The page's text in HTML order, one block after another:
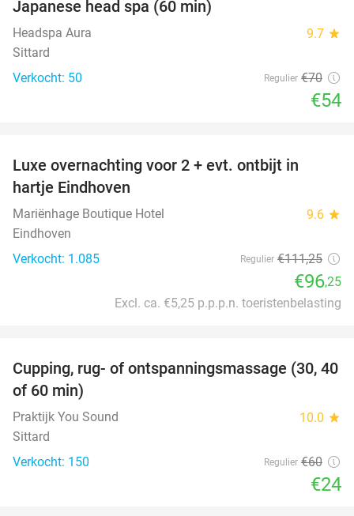
Japanese head spa (60 min)
Headspa Aura 9.7 star
Sittard
Verkocht: 50
Regulier €70
€54
Luxe overnachting voor 2 + evt. ontbijt in
hartje Eindhoven
Mariënhage Boutique Hotel 9.6 star
Eindhoven
Verkocht: 1.085
Regulier €111,25
€96,25
Excl. ca. €5,25 p.p.p.n. toeristenbelasting
60%
Cupping, rug- of ontspanningsmassage (30, 40
of 60 min)
Praktijk You Sound 10.0 star
Sittard
Verkocht: 150
Regulier €60
€24